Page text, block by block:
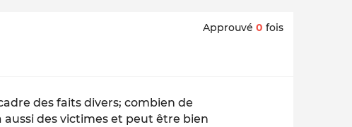
Approuvé 0 fois
des faits divers; combien de
des victimes et peut être bien